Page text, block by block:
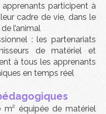
apprenants participent à
cadre de vie, dans le
l’animal
: les partenariats
de matériel et
à tous les apprenants
en temps réel
équipée de matériel